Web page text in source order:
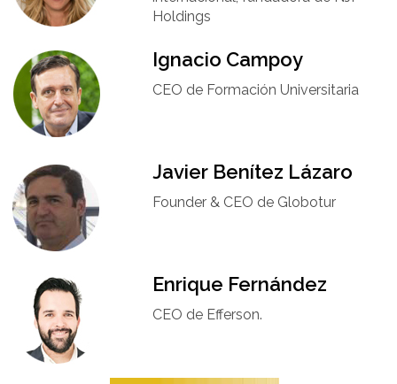
Holdings
Ignacio Campoy​
CEO de Formación Universitaria​
Javier Benítez Lázaro
Founder & CEO de Globotur​
Enrique Fernández
CEO de Efferson.